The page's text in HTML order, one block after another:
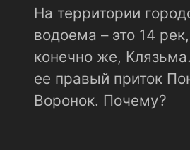
На территории
водоема – это 14
конечно же,
ее правый приток
Воронок. Почему?